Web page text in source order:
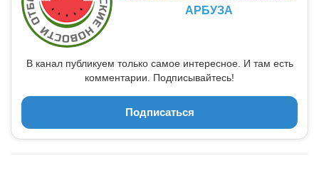
АРБУЗА
В канал публикуем только самое интересное. И там есть
комментарии. Подписывайтесь!
Подписаться